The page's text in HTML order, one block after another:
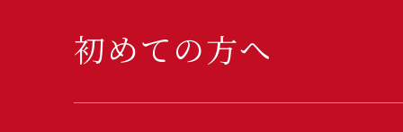
初めての方へ